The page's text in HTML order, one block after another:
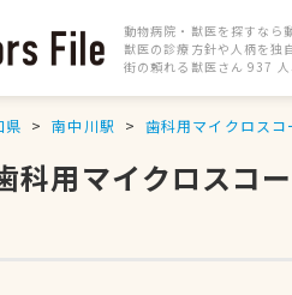
動物病院・獣医を探すなら
獣医の診療方針や人柄を独
街の頼れる獣医さん 937
県 南中川駅 歯科用マイクロスコ
科用マイクロスコ